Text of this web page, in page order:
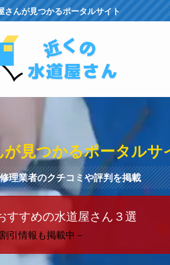
さんが見つかるポータルサイト
見つかるポータルサ
理業者のクチコミや評判を掲載
すすめの水道屋さん３選
引情報も掲載中－